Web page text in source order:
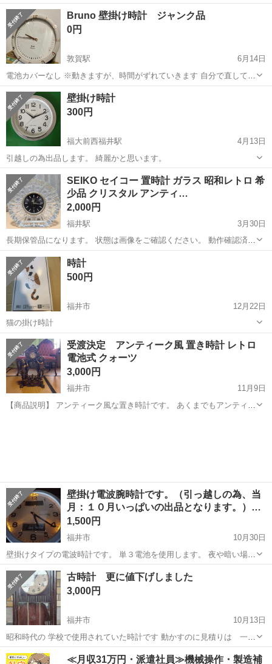
レーターや検査作業！未経験活躍中★カップル＆友達同士の応募OK！
赴任旅費会社負担★嬉しい無料送迎◎正社員登用制度あり！マイカー
通勤OK！無料駐車場完備！《長野県茅...
長野 茅野市 茅野駅 その他
Bruno 壁掛け時計 ジャンク品
0円
敦賀駅
6月14日
電池カバーなし ※動きますが、時間がずれていきます 自分で直して使
える方推奨 小さい子がいるので、こちらの指定した時間、場所に来て
いただける方 （基本土日） ノークレームノーリターンでおねがいしま
す。 決まった時間...
福井 敦賀市 敦賀駅
壁掛け時計
300円
福大前西福井駅
4月13日
引越しの為出品します。 綺麗かと思います。
福井 福井市 福大前西福井駅 時計
SEIKO セイコー 置時計 ガラス 昭和レトロ 希
少品 クリスタル アンティ…
2,000円
福井駅
3月30日
長期保管品になります。 状態は画像をご確認ください。 動作確認済み
です。
福井 福井市 福井駅
時計
500円
福井市
12月22日
猫の掛け時計
福井 福井市 時計
受渡決定 アンティーク風 置き時計 レトロ
電池式 クォーツ
3,000円
福井市
11月9日
【商品説明】 アンティーク風な置き時計です。 あくまでもアンティー
壁掛け電波腕時計です。（引っ越しの為、当
月：１０月いっぱいの出品となります。）…
1,500円
福井市
10月30日
壁掛けタイプの電波時計です。 単３電池を使用します。 夜や暗い場所
に置いておくと写真の通りライトが点灯します。 なので夜でも時間が
判ります。
福井 福井市 時計 電波時計
古時計 更に値下げしました
3,000円
福井市
10月13日
昭和時代の 学校で使用されていた時計です 動かすのに見積りは 一万
円前後と言われました 直していません 高さは90センチほどです
福井 福井市 時計 古時計
≪月収31万円・派遣社員≫機械操作・製造補